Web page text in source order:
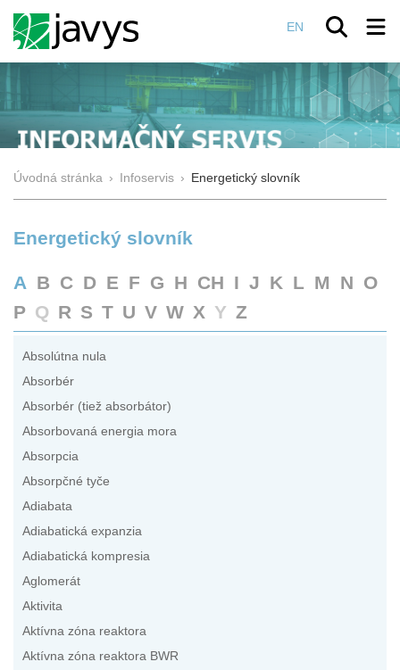
EN
Úvodná stránka › Infoservis › Energetický slovník
Energetický slovník
A B C D E F G H CH I J K L M N O
P Q R S T U V W X Y Z
Absolútna nula
Absorbér
Absorbér (tiež absorbátor)
Absorbovaná energia mora
Absorpcia
Absorpčné tyče
Adiabata
Adiabatická expanzia
Adiabatická kompresia
Aglomerát
Aktivita
Aktívna zóna reaktora
Aktívna zóna reaktora BWR